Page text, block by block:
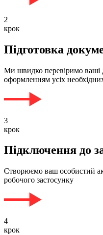
2
крок
Підготовка
Ми швидко перевіримо ваші
оформленням усіх
3
крок
Підключення до
Створюємо ваш особистий
робочого застосунку
4
крок